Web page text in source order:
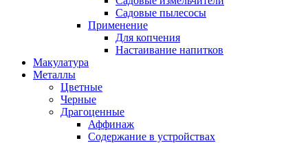
Садовые пылесосы
Применение
Для копчения
Настаивание напитков
Макулатура
Металлы
Цветные
Черные
Драгоценные
Аффинаж
Содержание в устройствах